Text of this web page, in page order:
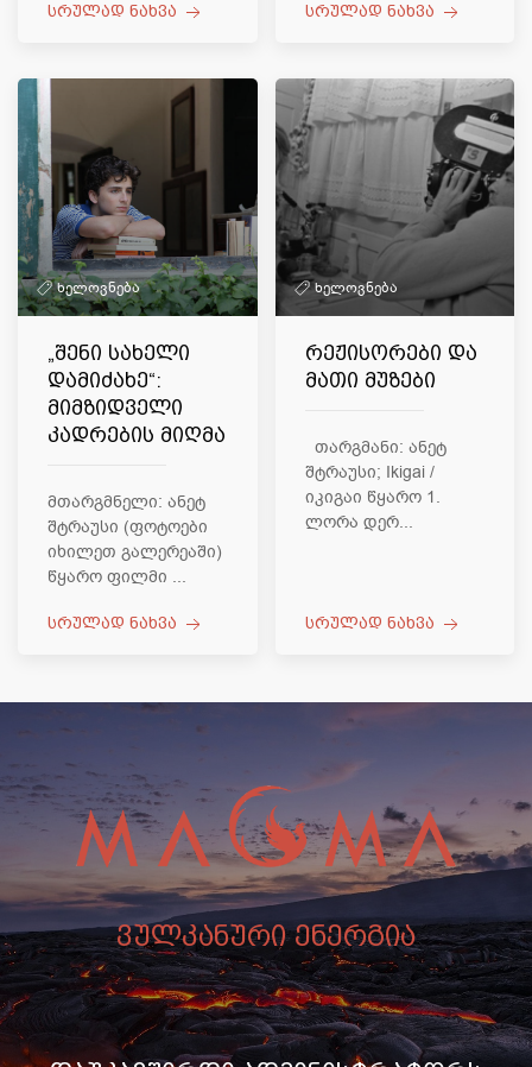
სრულად ნახვა სრულად ნახვა
ხელოვნება
„შენი სახელი
დამიძახე“:
მიმზიდველი
კადრების მიღმა
მთარგმნელი: ანეტ
შტრაუსი (ფოტოები
იხილეთ გალერეაში)
წყარო ფილმი ...
სრულად ნახვა
ხელოვნება
რეჟისორები და
მათი მუზები
თარგმანი: ანეტ
შტრაუსი; Ikigai /
იკიგაი წყარო 1.
ლორა დერ...
სრულად ნახვა
ვულკანური ენერგია